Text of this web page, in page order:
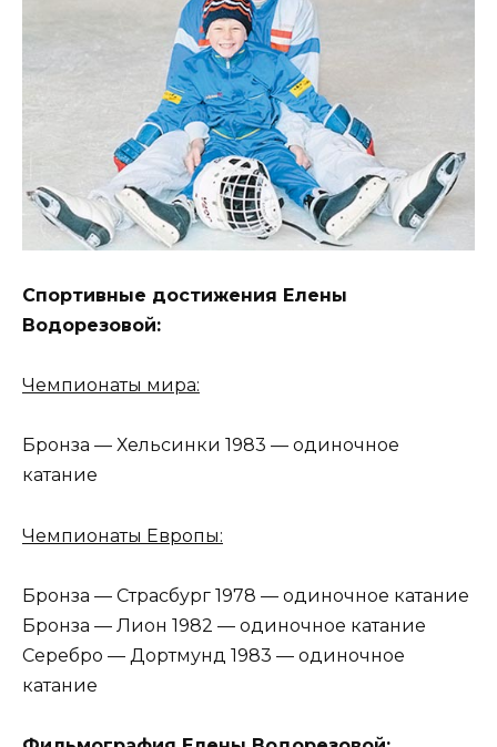
Спортивные достижения Елены
Водорезовой:
Чемпионаты мира:
Бронза — Хельсинки 1983 — одиночное
катание
Чемпионаты Европы:
Бронза — Страсбург 1978 — одиночное катание
Бронза — Лион 1982 — одиночное катание
Серебро — Дортмунд 1983 — одиночное
катание